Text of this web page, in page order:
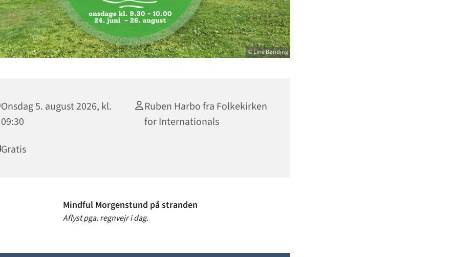
© Line Bønding
Onsdag 5. august 2026, kl.
09:30
Ruben Harbo fra Folkekirken
for Internationals
Gratis
Mindful Morgenstund på stranden
Aflyst pga. regnvejr i dag.